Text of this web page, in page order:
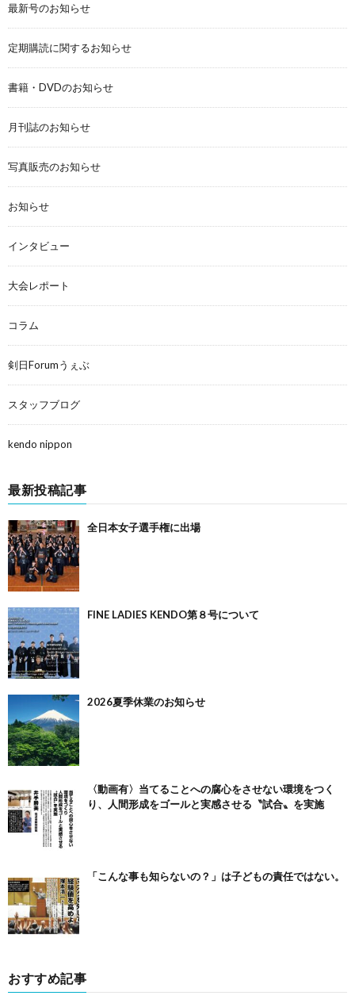
最新号のお知らせ
定期購読に関するお知らせ
書籍・DVDのお知らせ
月刊誌のお知らせ
写真販売のお知らせ
お知らせ
インタビュー
大会レポート
コラム
剣日Forumうぇぶ
スタッフブログ
kendo nippon
最新投稿記事
全日本女子選手権に出場
FINE LADIES KENDO第８号について
2026夏季休業のお知らせ
〈動画有〉当てることへの腐心をさせない環境をつく
り、人間形成をゴールと実感させる〝試合〟を実施
「こんな事も知らないの？」は子どもの責任ではない。
おすすめ記事